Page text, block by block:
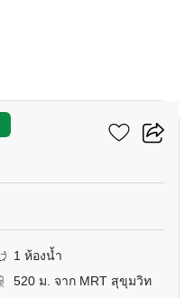
1 ห้องน้ำ
520 ม. จาก MRT สุขุมวิท